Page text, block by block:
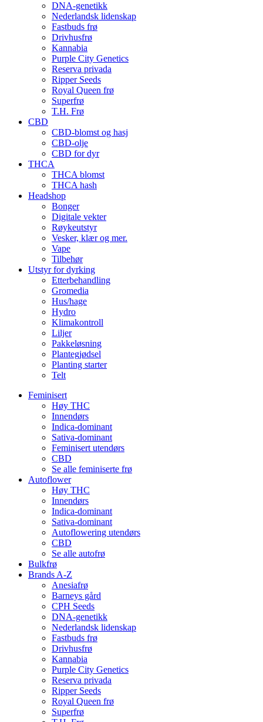
DNA-genetikk
Nederlandsk lidenskap
Fastbuds frø
Drivhusfrø
Kannabia
Purple City Genetics
Reserva privada
Ripper Seeds
Royal Queen frø
Superfrø
T.H. Frø
CBD
CBD-blomst og hasj
CBD-olje
CBD for dyr
THCA
THCA blomst
THCA hash
Headshop
Bonger
Digitale vekter
Røykeutstyr
Vesker, klær og mer.
Vape
Tilbehør
Utstyr for dyrking
Etterbehandling
Gromedia
Hus/hage
Hydro
Klimakontroll
Liljer
Pakkeløsning
Plantegjødsel
Planting starter
Telt
Feminisert
Høy THC
Innendørs
Indica-dominant
Sativa-dominant
Feminisert utendørs
CBD
Se alle feminiserte frø
Autoflower
Høy THC
Innendørs
Indica-dominant
Sativa-dominant
Autoflowering utendørs
CBD
Se alle autofrø
Bulkfrø
Brands A-Z
Anesiafrø
Barneys gård
CPH Seeds
DNA-genetikk
Nederlandsk lidenskap
Fastbuds frø
Drivhusfrø
Kannabia
Purple City Genetics
Reserva privada
Ripper Seeds
Royal Queen frø
Superfrø